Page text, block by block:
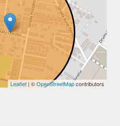
Leaflet | ©OpenStreetMapcontributors